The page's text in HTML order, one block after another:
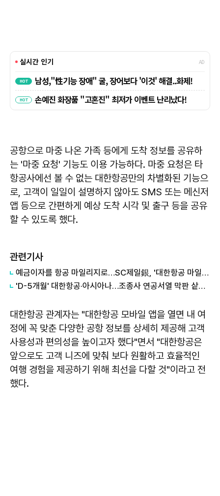
공항으로 마중 나온 가족 등에게 도착 정보를 공유하
는 '마중 요청' 기능도 이용 가능하다. 마중 요청은 타
항공사에선 볼 수 없는 대한항공만의 차별화된 기능으
로, 고객이 일일이 설명하지 않아도 SMS 또는 메신저
앱 등으로 간편하게 예상 도착 시각 및 출구 등을 공유
할 수 있도록 했다.
관련기사
예금이자를 항공 마일리지로…SC제일銀, '대한항공 마일리지 예금' 출시
'D-5개월' 대한항공·아시아나…조종사 연공서열 막판 샅바싸움 점입가경
대한항공 관계자는 "대한항공 모바일 앱을 열면 내 여
정에 꼭 맞춘 다양한 공항 정보를 상세히 제공해 고객
사용성과 편의성을 높이고자 했다"면서 "대한항공은
앞으로도 고객 니즈에 맞춰 보다 원활하고 효율적인
여행 경험을 제공하기 위해 최선을 다할 것"이라고 전
했다.